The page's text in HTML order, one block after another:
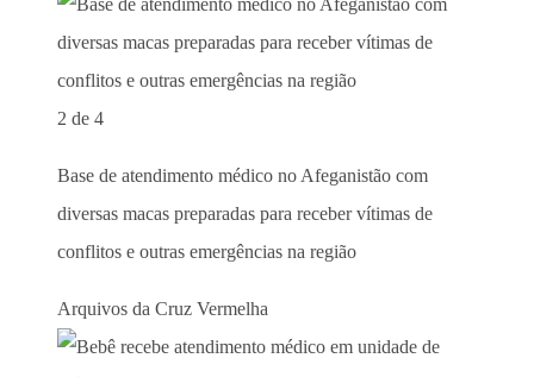
2 de 4
Base de atendimento médico no Afeganistão com
diversas macas preparadas para receber vítimas de
conflitos e outras emergências na região
Arquivos da Cruz Vermelha